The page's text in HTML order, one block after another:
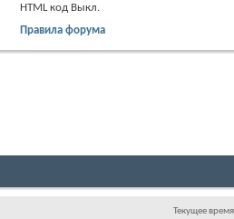
HTML код Выкл.
Правила форума
Текущее